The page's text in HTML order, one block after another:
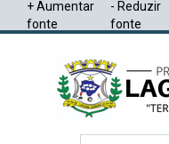
+ Aumentar
fonte
- Reduzir
fonte